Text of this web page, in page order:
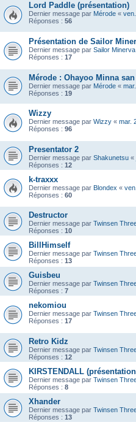
Lord Paddle (présentation)
Dernier message par Mérode «
Réponses : 56
Présentation de Sailor
Dernier message par Sailor Minerva
Réponses : 17
Mérode : Ohayoo Minna
Dernier message par Mérode «
Réponses : 19
Wizzy
Dernier message par Wizzy « mar.
Réponses : 96
Presentator 2
Dernier message par Shakunetsu «
Réponses : 12
k-traxxx
Dernier message par Blondex «
Réponses : 60
Destructor
Dernier message par Twinsen
Réponses : 10
BillHimself
Dernier message par Twinsen
Réponses : 13
Guisbeu
Dernier message par Twinsen
Réponses : 7
nekomiou
Dernier message par Twinsen
Réponses : 17
Retro Kidz
Dernier message par Twinsen
Réponses : 12
KIRSTENDALL
Dernier message par Twinsen
Réponses : 8
Xhander
Dernier message par Twinsen
Réponses : 13